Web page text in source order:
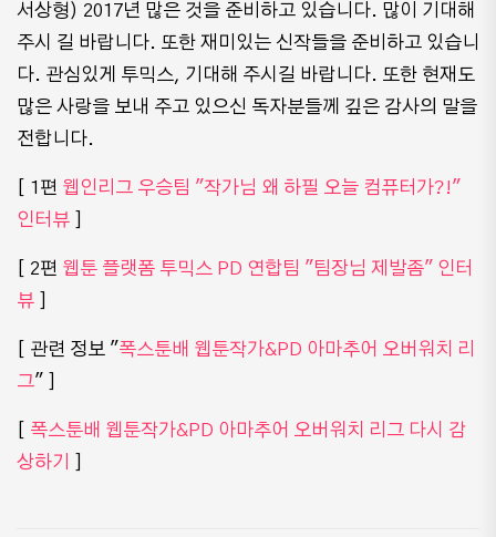
서상형) 2017년 많은 것을 준비하고 있습니다. 많이 기대해
주시 길 바랍니다. 또한 재미있는 신작들을 준비하고 있습니
다. 관심있게 투믹스, 기대해 주시길 바랍니다. 또한 현재도
많은 사랑을 보내 주고 있으신 독자분들께 깊은 감사의 말을
전합니다.​
[ 1편 웹인리그 우승팀 "작가님 왜 하필 오늘 컴퓨터가?!"
인터뷰
[ 2편 웹툰 플랫폼 투믹스 PD 연합팀 "팀장님 제발좀" 인터
뷰
[ 관련 정보 "폭스툰배 웹툰작가&PD 아마추어 오버워치 리
그" ]
폭스툰배 웹툰작가&PD 아마추어 오버워치 리그 다시 감
상하기